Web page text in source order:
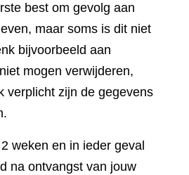
best om gevolg aan
maar soms is dit niet
bijvoorbeeld aan
mogen verwijderen,
verplicht zijn de gegevens
weken en in ieder geval
na ontvangst van jouw